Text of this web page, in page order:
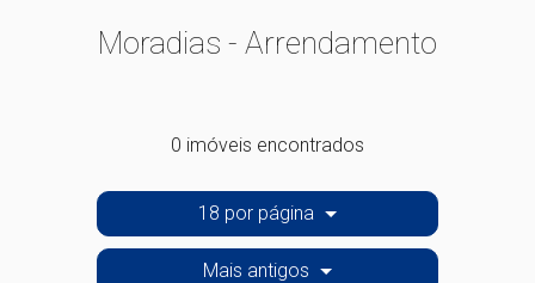
Moradias - Arrendamento
0 imóveis encontrados
18 por página
Mais antigos